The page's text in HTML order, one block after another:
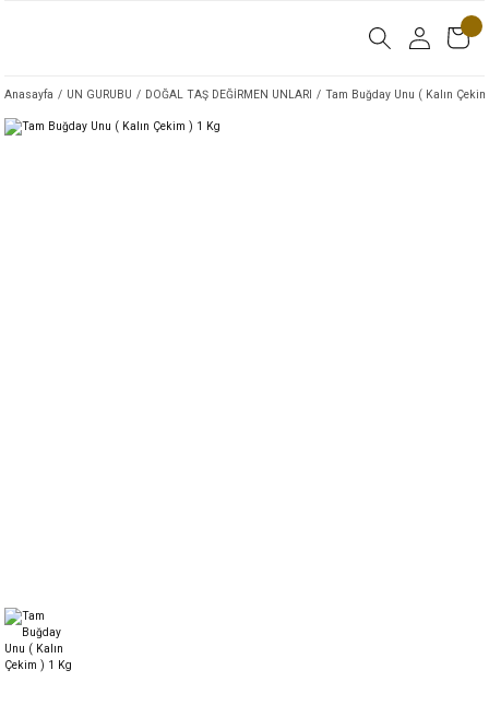
Anasayfa UN GURUBU DOĞAL TAŞ DEĞİRMEN UNLARI Tam Buğday Unu ( Kalın